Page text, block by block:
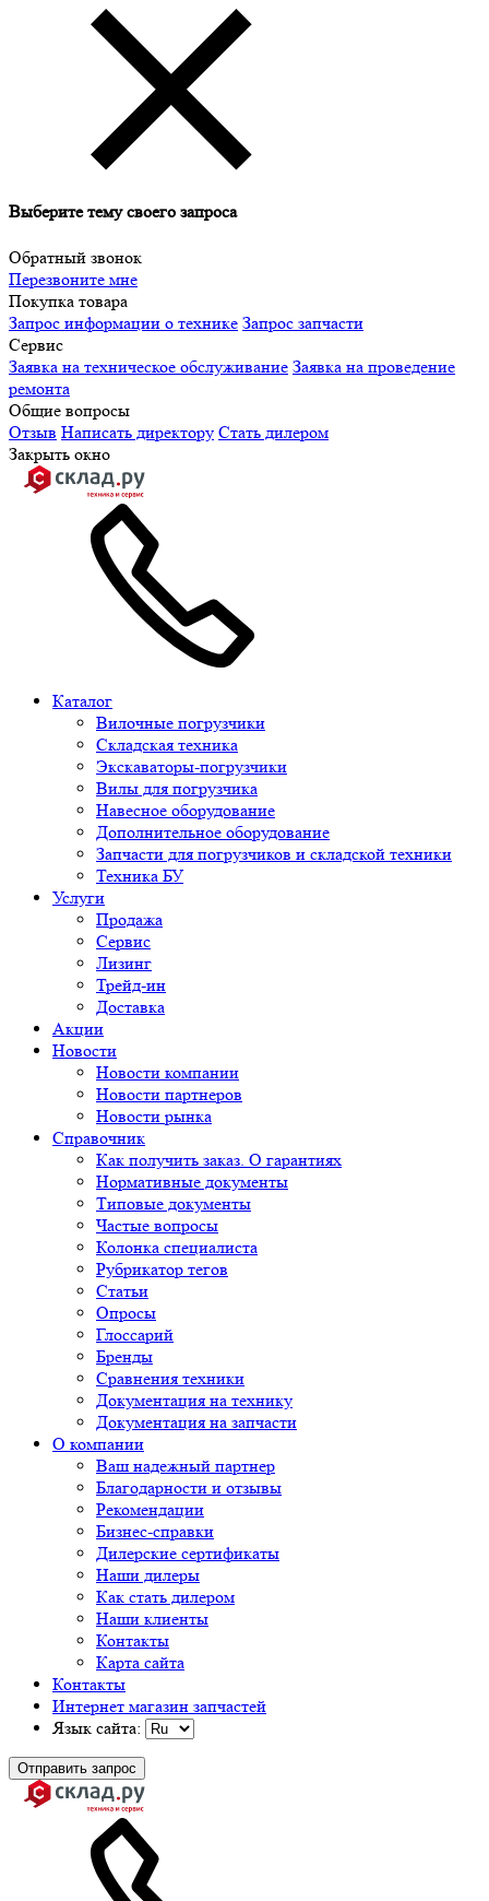
Выберите тему своего запроса
Обратный звонок
Перезвоните мне
Покупка товара
Запрос информации о технике Запрос запчасти
Сервис
Заявка на техническое обслуживание Заявка на проведение
ремонта
Общие вопросы
Отзыв Написать директору Стать дилером
Закрыть окно
Каталог
Вилочные погрузчики
Складская техника
Экскаваторы-погрузчики
Вилы для погрузчика
Навесное оборудование
Дополнительное оборудование
Запчасти для погрузчиков и складской техники
Техника БУ
Услуги
Продажа
Сервис
Лизинг
Трейд-ин
Доставка
Акции
Новости
Новости компании
Новости партнеров
Новости рынка
Справочник
Как получить заказ. О гарантиях
Нормативные документы
Типовые документы
Частые вопросы
Колонка специалиста
Рубрикатор тегов
Статьи
Опросы
Глоссарий
Бренды
Сравнения техники
Документация на технику
Документация на запчасти
О компании
Ваш надежный партнер
Благодарности и отзывы
Рекомендации
Бизнес-справки
Дилерские сертификаты
Наши дилеры
Как стать дилером
Наши клиенты
Контакты
Карта сайта
Контакты
Интернет магазин запчастей
Язык сайта:
Отправить запрос